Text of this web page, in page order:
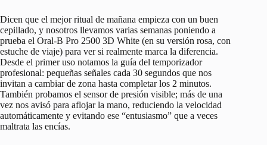
Dicen que el mejor ritual de mañana empieza con un buen
cepillado, y nosotros llevamos varias semanas poniendo a
prueba el Oral-B Pro 2500 3D White (en su versión rosa, con
estuche de viaje) para ver si realmente marca la diferencia.
Desde el primer uso notamos la guía del temporizador
profesional: pequeñas señales cada 30 segundos que nos
invitan a cambiar de zona hasta completar los 2 minutos.
También probamos el sensor de presión visible; más de una
vez nos avisó para aflojar la mano, reduciendo la velocidad
automáticamente y evitando ese “entusiasmo” que a veces
maltrata las encías.